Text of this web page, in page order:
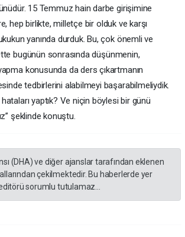
15 Temmuz hain darbe girişimine
hep birlikte, milletçe bir olduk ve karşı
yanında durduk. Bu, çok önemli ve
bugünün sonrasında düşünmenin,
konusunda da ders çıkartmanın
tedbirlerini alabilmeyi başarabilmeliydik.
yaptık? Ve niçin böylesi bir günü
şeklinde konuştu.
(DHA) ve diğer ajanslar tarafından eklenen
çekilmektedir. Bu haberlerde yer
sorumlu tutulamaz...